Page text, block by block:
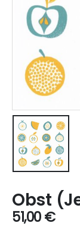
Obst
51,00€